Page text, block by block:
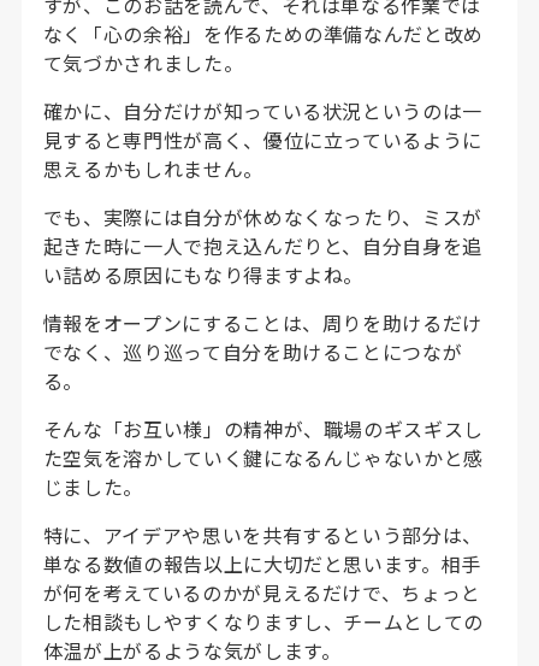
なく「心の余裕」を作るための準備なんだと改め
て気づかされました。
確かに、自分だけが知っている状況というのは一
見すると専門性が高く、優位に立っているように
思えるかもしれません。
でも、実際には自分が休めなくなったり、ミスが
起きた時に一人で抱え込んだりと、自分自身を追
い詰める原因にもなり得ますよね。
情報をオープンにすることは、周りを助けるだけ
でなく、巡り巡って自分を助けることにつなが
る。
そんな「お互い様」の精神が、職場のギスギスし
た空気を溶かしていく鍵になるんじゃないかと感
じました。
特に、アイデアや思いを共有するという部分は、
単なる数値の報告以上に大切だと思います。相手
が何を考えているのかが見えるだけで、ちょっと
した相談もしやすくなりますし、チームとしての
体温が上がるような気がします。